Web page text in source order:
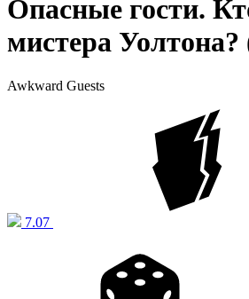
Опасные гости.
мистера Уолтона?
Awkward Guests
7.07